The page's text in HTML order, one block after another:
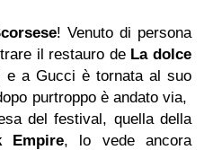
! Venuto di persona
il restauro de La dolce
e a Gucci è tornata al suo
purtroppo è andato via,
del festival, quella della
Empire, lo vede ancora